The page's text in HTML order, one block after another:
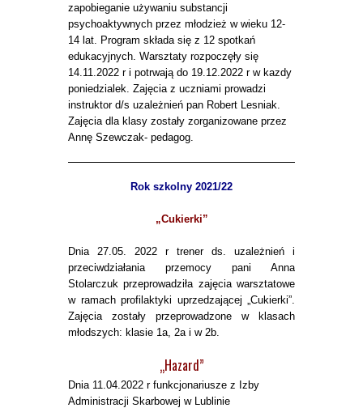
zapobieganie używaniu substancji
psychoaktywnych przez młodzież w wieku 12-
14 lat. Program składa się z 12 spotkań
edukacyjnych. Warsztaty rozpoczęły się
14.11.2022 r i potrwają do 19.12.2022 r w kazdy
poniedzialek. Zajęcia z uczniami prowadzi
instruktor d/s uzależnień pan Robert Lesniak.
Zajęcia dla klasy zostały zorganizowane przez
Annę Szewczak- pedagog.
Rok szkolny 2021/22
„Cukierki”
Dnia 27.05. 2022 r trener ds. uzależnień i
przeciwdziałania przemocy pani Anna
Stolarczuk przeprowadziła zajęcia warsztatowe
w ramach profilaktyki uprzedzającej „Cukierki”.
Zajęcia zostały przeprowadzone w klasach
młodszych: klasie 1a, 2a i w 2b.
„Hazard”
Dnia 11.04.2022 r funkcjonariusze z Izby
Administracji Skarbowej w Lublinie